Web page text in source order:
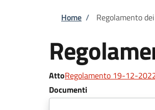
Briciole di
Home / Regolamento
AttoRegolamento 19-12-
Documenti